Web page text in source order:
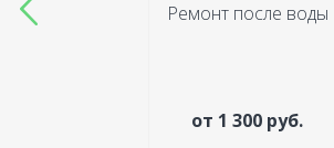
Ремонт после воды
от 1 300 руб.